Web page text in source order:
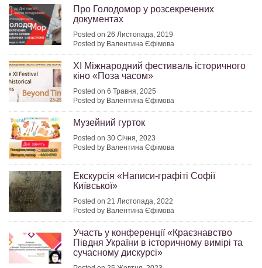
Про Голодомор у розсекречених
документах
Posted on 26 Листопада, 2019
Posted by Валентина Єфімова
XI Міжнародний фестиваль історичного
кіно «Поза часом»
Posted on 6 Травня, 2025
Posted by Валентина Єфімова
Музейний гурток
Posted on 30 Січня, 2023
Posted by Валентина Єфімова
Екскурсія «Написи-графіті Софії
Київської»
Posted on 21 Листопада, 2022
Posted by Валентина Єфімова
Участь у конференції «Краєзнавство
Півдня України в історичному вимірі та
сучасному дискурсі»